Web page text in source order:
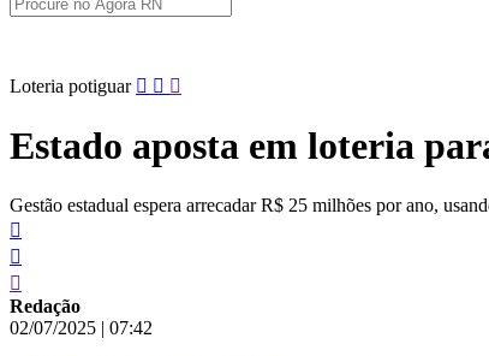
Pular
conteúdo
Loteria potiguar
Estado aposta em loteria
Gestão estadual espera arrecadar R$ 25 milhões por ano,
Redação
02/07/2025 | 07:42